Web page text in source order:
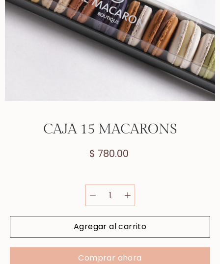
CAJA 15 MACARONS
$ 780.00
Agregar al carrito
Comprar ahora